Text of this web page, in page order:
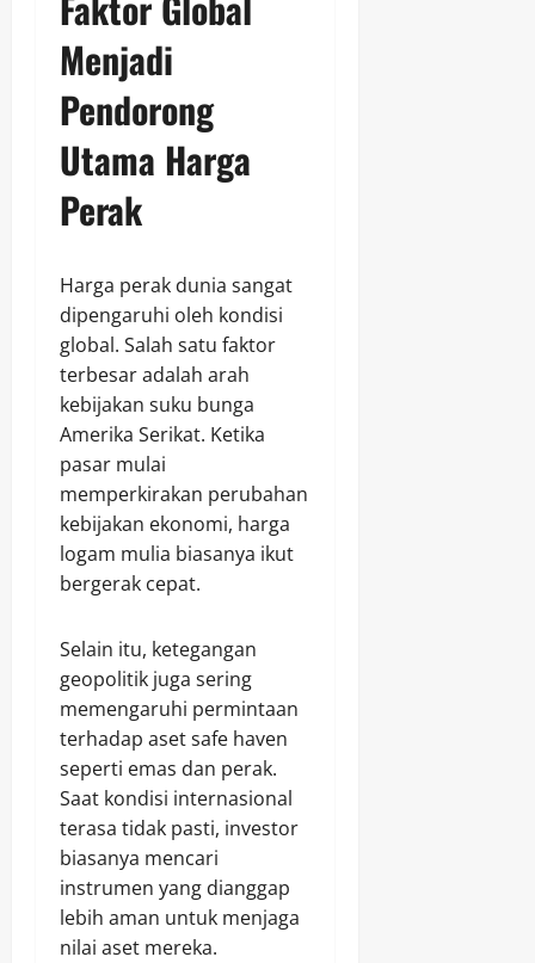
Menjadi
Pendorong
Utama Harga
Perak
Harga perak dunia sangat
dipengaruhi oleh kondisi
global. Salah satu faktor
terbesar adalah arah
kebijakan suku bunga
Amerika Serikat. Ketika
pasar mulai
memperkirakan perubahan
kebijakan ekonomi, harga
logam mulia biasanya ikut
bergerak cepat.
Selain itu, ketegangan
geopolitik juga sering
memengaruhi permintaan
terhadap aset safe haven
seperti emas dan perak.
Saat kondisi internasional
terasa tidak pasti, investor
biasanya mencari
instrumen yang dianggap
lebih aman untuk menjaga
nilai aset mereka.